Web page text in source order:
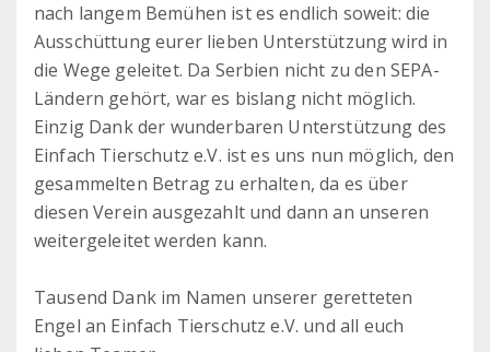
nach langem Bemühen ist es endlich soweit: die
Ausschüttung eurer lieben Unterstützung wird in
die Wege geleitet. Da Serbien nicht zu den SEPA-
Ländern gehört, war es bislang nicht möglich.
Einzig Dank der wunderbaren Unterstützung des
Einfach Tierschutz e.V. ist es uns nun möglich, den
gesammelten Betrag zu erhalten, da es über
diesen Verein ausgezahlt und dann an unseren
weitergeleitet werden kann.
Tausend Dank im Namen unserer geretteten
Engel an Einfach Tierschutz e.V. und all euch